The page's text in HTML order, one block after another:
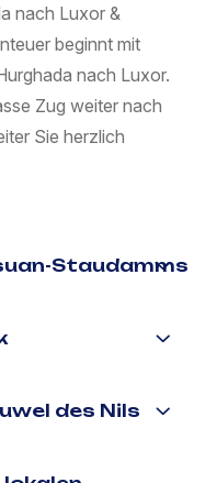
nach Luxor &
beginnt mit
nach Luxor.
Zug weiter nach
Sie herzlich
Staudamms
des Nils